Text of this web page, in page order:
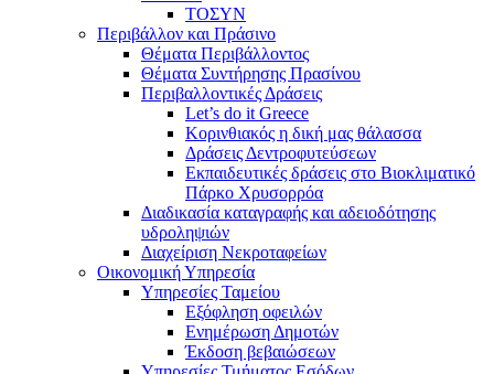
ΤΟΣΥΝ
Περιβάλλον και Πράσινο
Θέματα Περιβάλλοντος
Θέματα Συντήρησης Πρασίνου
Περιβαλλοντικές Δράσεις
Let’s do it Greece
Kορινθιακός η δική μας θάλασσα
Δράσεις Δεντροφυτεύσεων
Εκπαιδευτικές δράσεις στο Βιοκλιματικό
Πάρκο Χρυσορρόα
Διαδικασία καταγραφής και αδειοδότησης
υδροληψιών
Διαχείριση Νεκροταφείων
Οικονομική Υπηρεσία
Υπηρεσίες Ταμείου
Εξόφληση οφειλών
Ενημέρωση Δημοτών
Έκδοση βεβαιώσεων